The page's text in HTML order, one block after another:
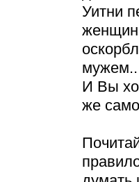
Уитни
И Вы
же